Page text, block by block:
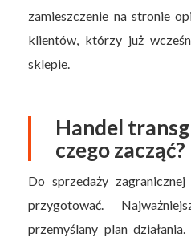
zamieszczenie na stronie
klientów, którzy już
sklepie.
Handel
czego zacząć?
Do sprzedaży
przygotować.
przemyślany plan